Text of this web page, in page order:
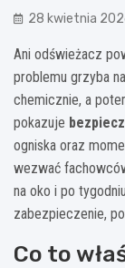
28 kwietnia
Ani odświeżacz
problemu grzyba
chemicznie, a
pokazuje
ogniska oraz
wezwać
na oko i po
zabezpieczenie,
Co to